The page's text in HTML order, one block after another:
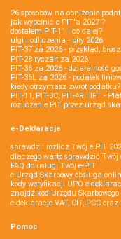
26 sposobów na obniżenie
jak wypełnić e-PIT'a 2027 ?
dostałem PIT-11 i co dalej?
ulgi i odliczenia - pity 2026
PIT-37 za 2026 - przykład,
PIT-28 ryczałt za 2026
PIT-36 za 2026 - działalność
PIT-36L za 2026 - podatek
kiedy otrzymasz zwrot podatku?
PIT-11, PIT-8C, PIT-4R i IFT -
rozliczenie PIT przez urząd
e-Deklaracje
sprawdź i rozlicz Twój e PIT
dlaczego warto sprawdzić Twój
FAQ do usługi Twój e-PIT
e-Urząd Skarbowy obsługa
kody weryfikacji UPO e-
znajdź kod Urzędu Skarbowego
e-deklaracje VAT, CIT, PCC
Pomoc